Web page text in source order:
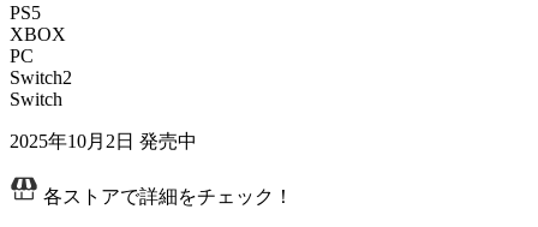
PS5
XBOX
PC
Switch2
Switch
2025年10月2日 発売中
各ストアで詳細をチェック！